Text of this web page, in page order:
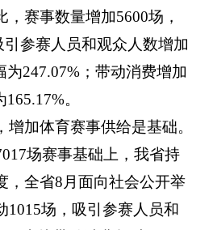
赛事数量增加5600场，
引参赛人员和观众人数增加
为247.07%；带动消费增加
。
增加体育赛事供给是基础。
场赛事基础上，我省持
，全省8月面向社会公开举
1015场，吸引参赛人员和